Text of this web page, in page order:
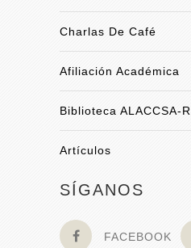
Charlas De Café
Afiliación Académica
Biblioteca ALACCSA-R
Artículos
SÍGANOS
FACEBOOK